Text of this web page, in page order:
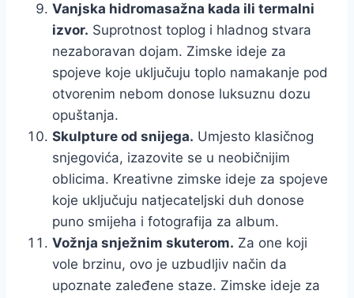
Vanjska hidromasažna kada ili termalni
izvor. Suprotnost toplog i hladnog stvara
nezaboravan dojam. Zimske ideje za
spojeve koje uključuju toplo namakanje pod
otvorenim nebom donose luksuznu dozu
opuštanja.
Skulpture od snijega. Umjesto klasičnog
snjegovića, izazovite se u neobičnijim
oblicima. Kreativne zimske ideje za spojeve
koje uključuju natjecateljski duh donose
puno smijeha i fotografija za album.
Vožnja snježnim skuterom. Za one koji
vole brzinu, ovo je uzbudljiv način da
upoznate zaleđene staze. Zimske ideje za